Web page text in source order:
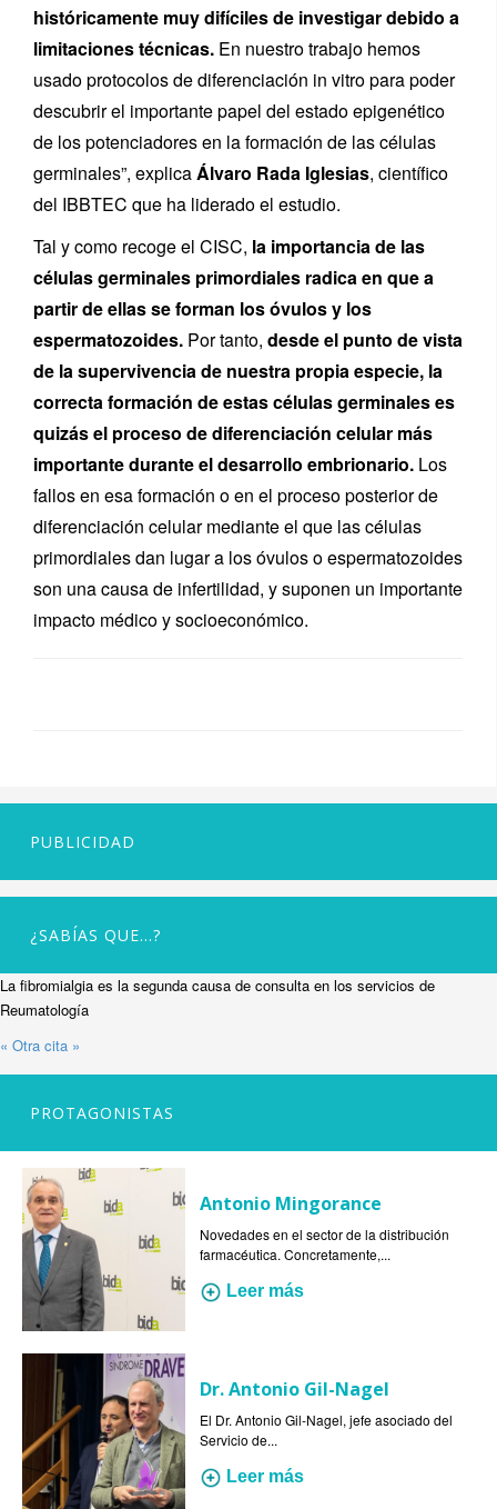
históricamente muy difíciles de investigar debido a
limitaciones técnicas. En nuestro trabajo hemos
usado protocolos de diferenciación in vitro para poder
descubrir el importante papel del estado epigenético
de los potenciadores en la formación de las células
germinales”, explicaÁlvaro Rada Iglesias, científico
del IBBTEC que ha liderado el estudio.
Tal y como recoge el CISC, la importancia de las
células germinales primordiales radica en que a
partir de ellas se forman los óvulos y los
espermatozoides. Por tanto, desde el punto de vista
de la supervivencia de nuestra propia especie, la
correcta formación de estas células germinales es
quizás el proceso de diferenciación celular más
importante durante el desarrollo embrionario. Los
fallos en esa formación o en el proceso posterior de
diferenciación celular mediante el que las células
primordiales dan lugar a los óvulos o espermatozoides
son una causa de infertilidad, y suponen un importante
impacto médico y socioeconómico.
PUBLICIDAD
¿SABÍAS QUE…?
La fibromialgia es la segunda causa de consulta en los servicios de
Reumatología
« Otra cita »
PROTAGONISTAS
Antonio Mingorance
Novedades en el sector de la distribución
farmacéutica. Concretamente,...
Leer más
Dr. Antonio Gil-Nagel
El Dr. Antonio Gil-Nagel, jefe asociado del
Servicio de...
Leer más